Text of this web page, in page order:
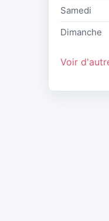
Samedi
Dimanche
Voir